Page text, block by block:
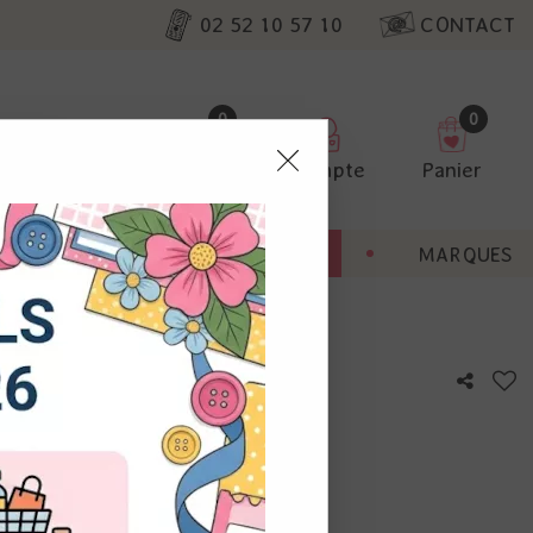
02 52 10 57 10 CONTACT
0
Compte
0
Panier
BONNES AFFAIRES MARQUES
avis !
nos
non
Vous
à droite